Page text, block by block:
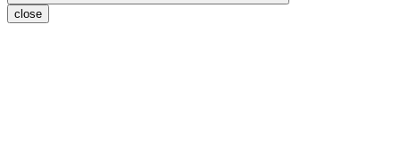
close